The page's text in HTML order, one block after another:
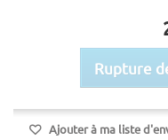
Rupture
Ajouter à ma liste